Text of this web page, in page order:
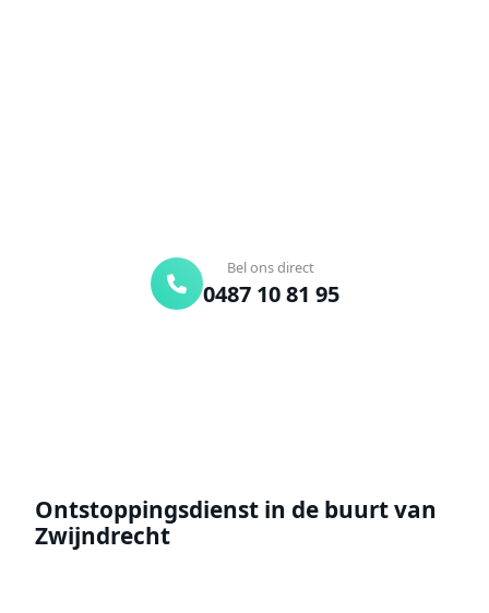
Bel ons direct
0487 10 81 95
Ontstoppingsdienst in de buurt van
Zwijndrecht